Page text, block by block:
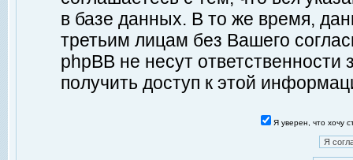
в базе данных. В то же время,
третьим лицам без Вашего
phpBB не несут ответственности
получить доступ к этой
Я уверен, что хочу